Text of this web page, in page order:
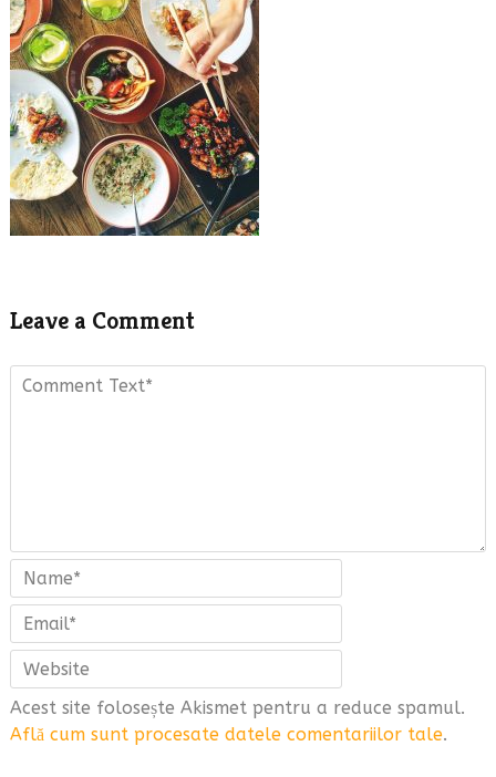
Leave a Comment
Acest site folosește Akismet pentru a reduce spamul.
Află cum sunt procesate datele comentariilor tale.